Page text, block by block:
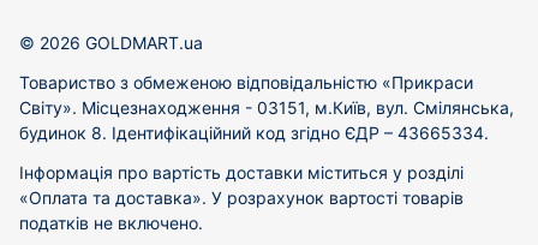
© 2026 GOLDMART.ua
Товариство з обмеженою відповідальністю «Прикраси
Світу». Місцезнаходження - 03151, м.Київ, вул. Смілянська,
будинок 8. Ідентифікаційний код згідно ЄДР – 43665334.
Інформація про вартість доставки міститься у розділі
«Оплата та доставка». У розрахунок вартості товарів
податків не включено.